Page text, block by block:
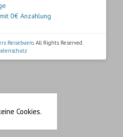
0€ Anzahlung
Reisebuero. All Rights Reserved.
Cookies.